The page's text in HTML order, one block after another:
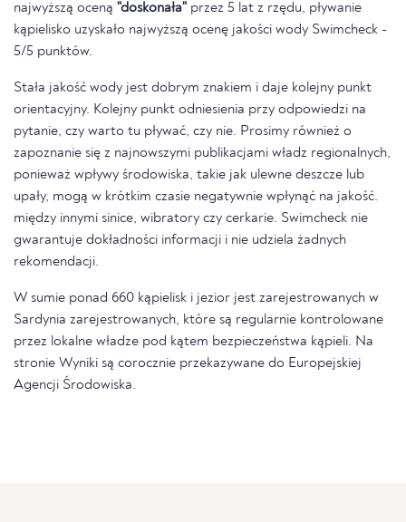
najwyższą oceną "doskonała" przez 5 lat z rzędu, pływanie
kąpielisko uzyskało najwyższą ocenę jakości wody Swimcheck -
5/5 punktów.
Stała jakość wody jest dobrym znakiem i daje kolejny punkt
orientacyjny. Kolejny punkt odniesienia przy odpowiedzi na
pytanie, czy warto tu pływać, czy nie. Prosimy również o
zapoznanie się z najnowszymi publikacjami władz regionalnych,
ponieważ wpływy środowiska, takie jak ulewne deszcze lub
upały, mogą w krótkim czasie negatywnie wpłynąć na jakość.
między innymi sinice, wibratory czy cerkarie. Swimcheck nie
gwarantuje dokładności informacji i nie udziela żadnych
rekomendacji.
W sumie ponad 660 kąpielisk i jezior jest zarejestrowanych w
Sardynia zarejestrowanych, które są regularnie kontrolowane
przez lokalne władze pod kątem bezpieczeństwa kąpieli. Na
stronie Wyniki są corocznie przekazywane do Europejskiej
Agencji Środowiska.